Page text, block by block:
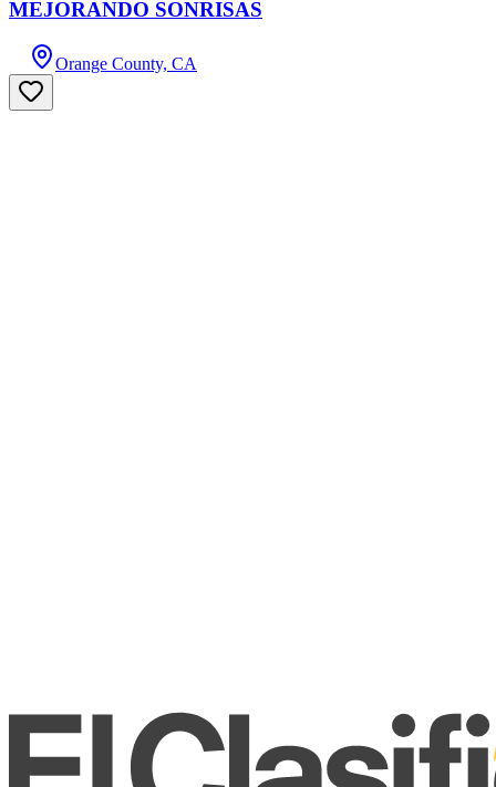
MEJORANDO SONRISAS
Orange County, CA